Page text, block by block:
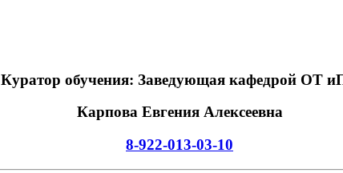
Куратор обучения: Заведующая кафедрой ОТ
Карпова Евгения Алексеевна
8-922-013-03-10